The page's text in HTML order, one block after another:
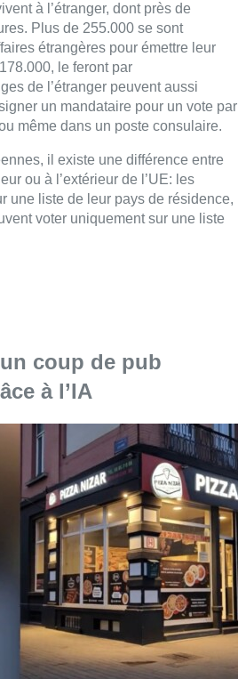
à l’étranger, dont près de
Plus de 255.000 se sont
étrangères pour émettre leur
le feront par
de l’étranger peuvent aussi
un mandataire pour un vote par
même dans un poste consulaire.
il existe une différence entre
ou à l’extérieur de l’UE: les
une liste de leur pays de résidence,
voter uniquement sur une liste
coup de pub
à l’IA